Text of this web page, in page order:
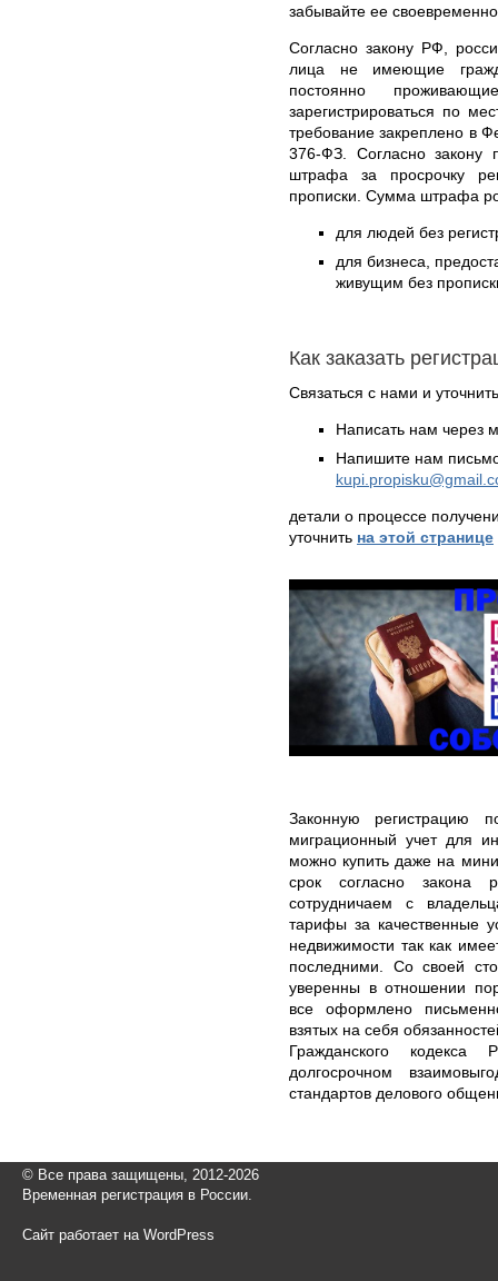
забывайте ее
Согласно закону РФ,
лица не имеющие
постоянно
зарегистрироваться по
требование закреплено в
376-ФЗ. Согласно закону
штрафа за просрочку
прописки. Сумма штрафа
для людей без
для бизнеса,
живущим без
Как заказать
Связаться с нами и
Написать нам через
Напишите нам
детали о процессе
уточнить на этой странице
Законную
миграционный учет для
можно купить даже на
срок согласно закона
сотрудничаем с
тарифы за качественные
недвижимости так как
последними. Со своей
уверенны в отношении
все оформлено
взятых на себя
Гражданского
долгосрочном
стандартов делового
© Все права защищены, 2012-2026
Временная регистрация в России.
Сайт работает на WordPress